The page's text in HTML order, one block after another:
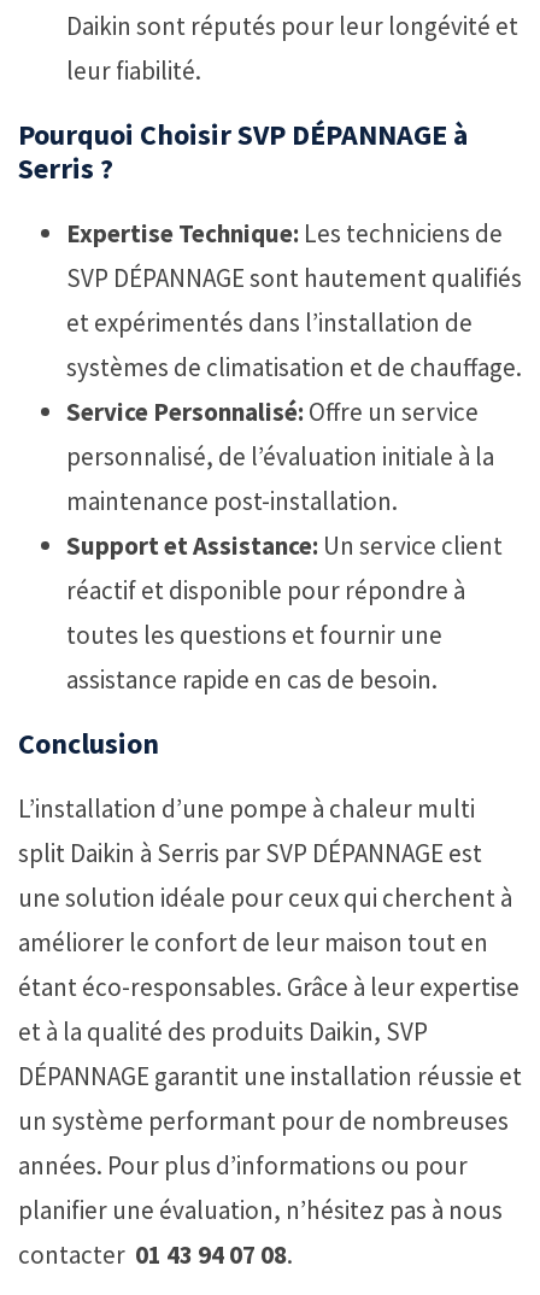
Daikin sont réputés pour leur longévité et
leur fiabilité.
Pourquoi Choisir SVP DÉPANNAGE à
Serris ?
Expertise Technique: Les techniciens de
SVP DÉPANNAGE sont hautement qualifiés
et expérimentés dans l’installation de
systèmes de climatisation et de chauffage.
Service Personnalisé: Offre un service
personnalisé, de l’évaluation initiale à la
maintenance post-installation.
Support et Assistance: Un service client
réactif et disponible pour répondre à
toutes les questions et fournir une
assistance rapide en cas de besoin.
Conclusion
L’installation d’une pompe à chaleur multi
split Daikin à Serris par SVP DÉPANNAGE est
une solution idéale pour ceux qui cherchent à
améliorer le confort de leur maison tout en
étant éco-responsables. Grâce à leur expertise
et à la qualité des produits Daikin, SVP
DÉPANNAGE garantit une installation réussie et
un système performant pour de nombreuses
années. Pour plus d’informations ou pour
planifier une évaluation, n’hésitez pas à nous
contacter 01 43 94 07 08.